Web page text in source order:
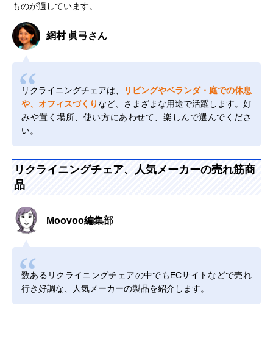
ものが適しています。
網村 眞弓さん
リクライニングチェアは、
リビングやベランダ・庭での休息
や、オフィスづくり など、さまざまな用途で活躍します。好
みや置く場所、使い方にあわせて、楽しんで選んでくださ
い。
リクライニングチェア、人気メーカーの売れ筋商
品
Moovoo編集部
数あるリクライニングチェアの中でもECサイトなどで売れ
行き好調な、人気メーカーの製品を紹介します。